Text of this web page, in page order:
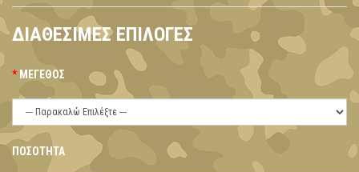
ΔΙΑΘΈΣΙΜΕΣ ΕΠΙΛΟΓΈΣ
ΜΈΓΕΘΟΣ
ΠΟΣΌΤΗΤΑ